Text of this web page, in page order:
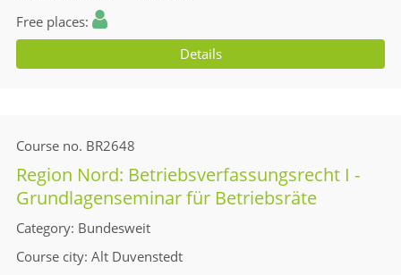
Free places
Details
Course no. BR2648
Region Nord: Betriebsverfassungsrecht I -
Grundlagenseminar für Betriebsräte
Category Bundesweit
Course city Alt Duvenstedt